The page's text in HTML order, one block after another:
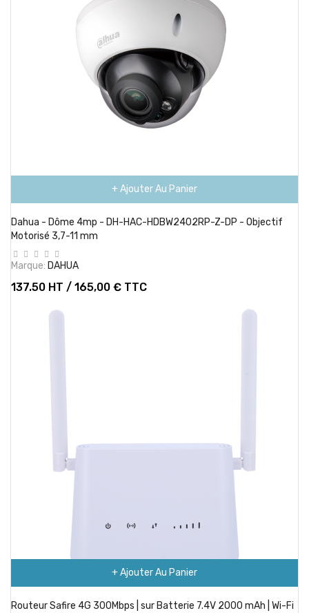
+ Ajouter Au Panier
Dahua - Dôme 4mp - DH-HAC-HDBW2402RP-Z-DP - Objectif
Motorisé 3,7-11 mm
Marque: DAHUA
137.50 HT / 165,00 € TTC
+ Ajouter Au Panier
Routeur Safire 4G 300Mbps | sur Batterie 7.4V 2000 mAh | Wi-Fi